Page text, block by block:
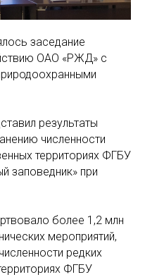
заседание
ОАО «РЖД» с
результаты
численности
территориях ФГБУ
заповедник» при
более 1,2 млн
мероприятий,
редких
ФГБУ